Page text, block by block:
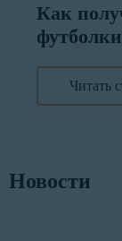
Как
Читать
Новости